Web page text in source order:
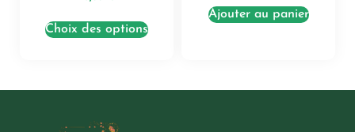
Choix des options
Ajouter au panier